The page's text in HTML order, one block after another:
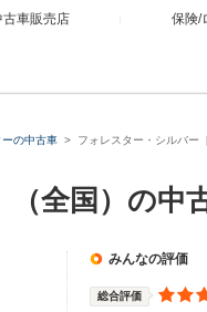
古車販売店 保険/
ーの中古車 フォレスター・シルバー
全国）の中
みんなの評価
総合評価